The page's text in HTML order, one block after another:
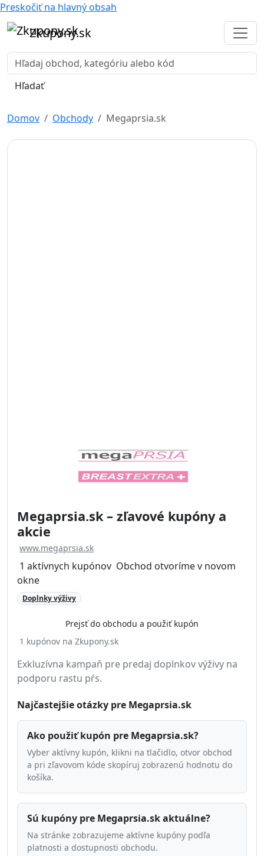
Preskočiť na hlavný obsah
Zkupony.sk
Hľadať
Domov Obchody Megaprsia.sk
Megaprsia.sk – zľavové kupóny a
akcie
www.megaprsia.sk
1 aktívnych kupónov Obchod otvoríme v novom
okne
Doplnky výživy
Prejsť do obchodu a použiť kupón
1 kupónov na Zkupony.sk
Exkluzívna kampaň pre predaj doplnkov výživy na
podporu rastu pŕs.
Najčastejšie otázky pre Megaprsia.sk
Ako použiť kupón pre Megaprsia.sk?
Vyber aktívny kupón, klikni na tlačidlo, otvor obchod
a pri zľavovom kóde skopíruj zobrazenú hodnotu do
košíka.
Sú kupóny pre Megaprsia.sk aktuálne?
Na stránke zobrazujeme aktívne kupóny podľa
platnosti a dostupnosti obchodu.